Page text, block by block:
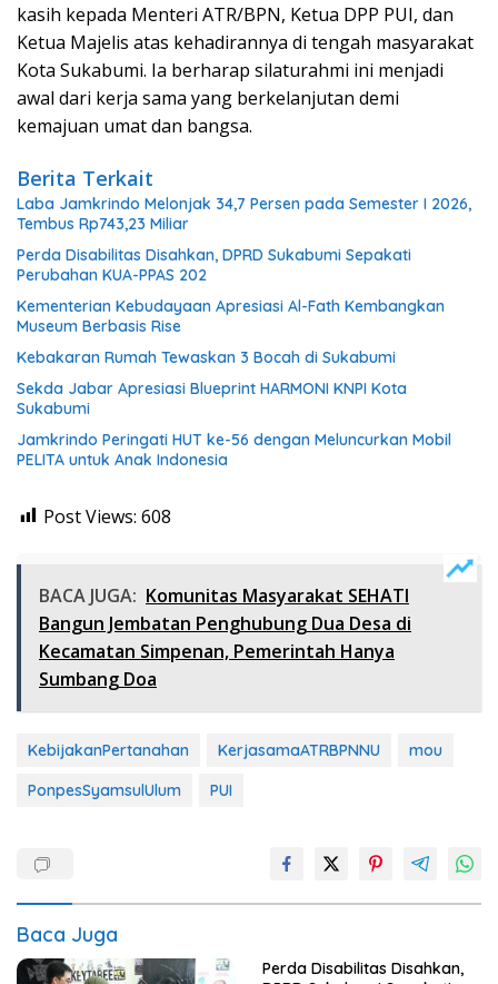
kasih kepada Menteri ATR/BPN, Ketua DPP PUI, dan
Ketua Majelis atas kehadirannya di tengah masyarakat
Kota Sukabumi. Ia berharap silaturahmi ini menjadi
awal dari kerja sama yang berkelanjutan demi
kemajuan umat dan bangsa.
Berita Terkait
Laba Jamkrindo Melonjak 34,7 Persen pada Semester I 2026,
Tembus Rp743,23 Miliar
Perda Disabilitas Disahkan, DPRD Sukabumi Sepakati
Perubahan KUA-PPAS 202
Kementerian Kebudayaan Apresiasi Al-Fath Kembangkan
Museum Berbasis Rise
Kebakaran Rumah Tewaskan 3 Bocah di Sukabumi
Sekda Jabar Apresiasi Blueprint HARMONI KNPI Kota
Sukabumi
Jamkrindo Peringati HUT ke-56 dengan Meluncurkan Mobil
PELITA untuk Anak Indonesia
Post Views: 608
BACA JUGA: Komunitas Masyarakat SEHATI
Bangun Jembatan Penghubung Dua Desa di
Kecamatan Simpenan, Pemerintah Hanya
Sumbang Doa
KebijakanPertanahan KerjasamaATRBPNNU
mou
PonpesSyamsulUlum
PUI
Baca Juga
Perda Disabilitas Disahkan,